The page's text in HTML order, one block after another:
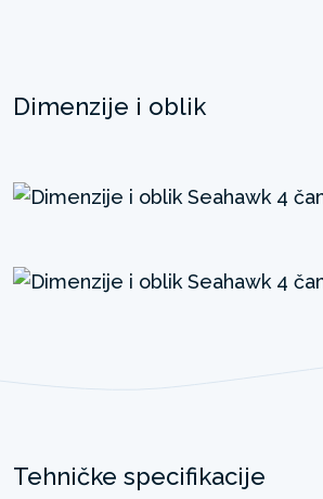
Dimenzije i oblik
Tehničke specifikacije